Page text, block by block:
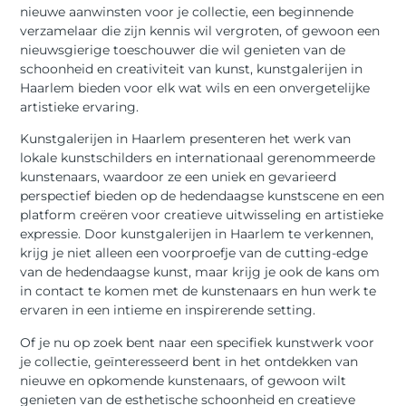
nieuwe aanwinsten voor je collectie, een beginnende
verzamelaar die zijn kennis wil vergroten, of gewoon een
nieuwsgierige toeschouwer die wil genieten van de
schoonheid en creativiteit van kunst, kunstgalerijen in
Haarlem bieden voor elk wat wils en een onvergetelijke
artistieke ervaring.
Kunstgalerijen in Haarlem presenteren het werk van
lokale kunstschilders en internationaal gerenommeerde
kunstenaars, waardoor ze een uniek en gevarieerd
perspectief bieden op de hedendaagse kunstscene en een
platform creëren voor creatieve uitwisseling en artistieke
expressie. Door kunstgalerijen in Haarlem te verkennen,
krijg je niet alleen een voorproefje van de cutting-edge
van de hedendaagse kunst, maar krijg je ook de kans om
in contact te komen met de kunstenaars en hun werk te
ervaren in een intieme en inspirerende setting.
Of je nu op zoek bent naar een specifiek kunstwerk voor
je collectie, geïnteresseerd bent in het ontdekken van
nieuwe en opkomende kunstenaars, of gewoon wilt
genieten van de esthetische schoonheid en creatieve